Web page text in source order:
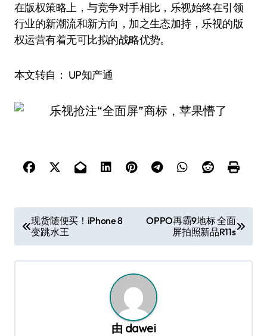
在版权策略上，与竞争对手相比，乐视始终在引领
行业的新潮流和新方向，加之生态加持，乐视的版
权运营有着无可比拟的战略优势。
本文转自： UP知产通
章
导
现货随便买！iPhone 8
变跳水王
OPPO再霸9地标 全面
屏拍照新品R11s
由 dawei